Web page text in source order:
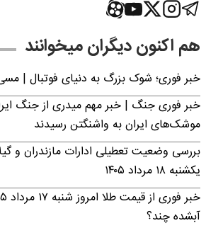
هم اکنون دیگران میخوانند
خبر فوری؛‌ شوک بزرگ به دنیای فوتبال |
خبر فوری جنگ | خبر مهم میدری از جنگ
موشک‌های ایران به واشنگتن رسیدند
بررسی وضعیت تعطیلی ادارات مازندران و
یکشنبه ۱۸ مرداد ۱۴۰۵
آبشده چند؟